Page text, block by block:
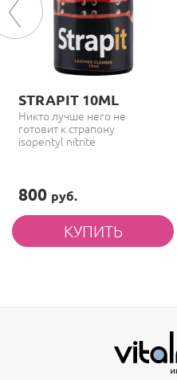
STRAPIT 10ML
Никто лучше него не
готовит к страпону
isopentyl nitrite
800 руб.